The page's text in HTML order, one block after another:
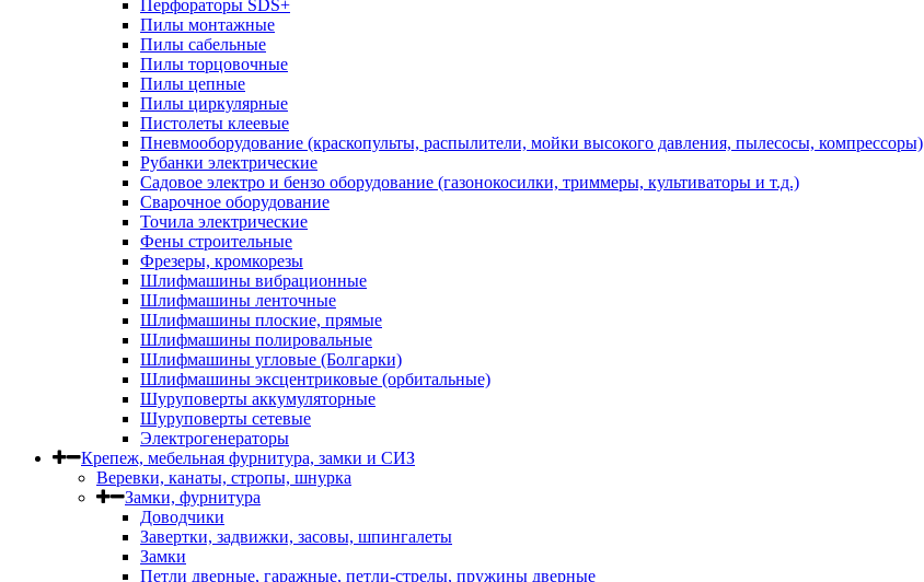
Перфораторы SDS+
Пилы монтажные
Пилы сабельные
Пилы торцовочные
Пилы цепные
Пилы циркулярные
Пистолеты клеевые
Пневмооборудование (краскопульты, распылители, мойки высокого давления, пылесосы, компрессоры)
Рубанки электрические
Садовое электро и бензо оборудование (газонокосилки, триммеры, культиваторы и т.д.)
Сварочное оборудование
Точила электрические
Фены строительные
Фрезеры, кромкорезы
Шлифмашины вибрационные
Шлифмашины ленточные
Шлифмашины плоские, прямые
Шлифмашины полировальные
Шлифмашины угловые (Болгарки)
Шлифмашины эксцентриковые (орбитальные)
Шуруповерты аккумуляторные
Шуруповерты сетевые
Электрогенераторы
Крепеж, мебельная фурнитура, замки и СИЗ
Веревки, канаты, стропы, шнурка
Замки, фурнитура
Доводчики
Завертки, задвижки, засовы, шпингалеты
Замки
Петли дверные, гаражные, петли-стрелы, пружины дверные